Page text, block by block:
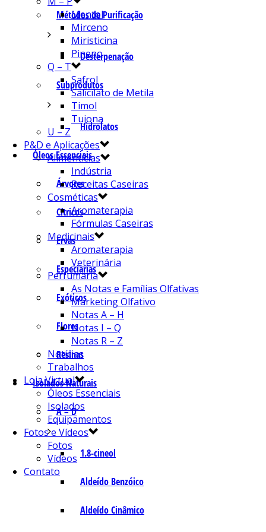
Métodos de Purificação
Desterpenação
Subprodutos
Hidrolatos
Óleos Essenciais
Árvores
Cítricos
Ervas
Especiarias
Exóticos
Flores
Resinas
Isolados Naturais
A – D
1.8-cineol
Aldeído Benzóico
Aldeído Cinâmico
Mentol
Mirceno
Miristicina
Pineno
Q – T
Safrol
Salicilato de Metila
Timol
Tujona
U – Z
P&D e Aplicações
Alimentícias
Indústria
Receitas Caseiras
Cosméticas
Aromaterapia
Fórmulas Caseiras
Medicinais
Aromaterapia
Veterinária
Perfumaria
As Notas e Famílias Olfativas
Marketing Olfativo
Notas A – H
Notas I – Q
Notas R – Z
Notícias
Trabalhos
Loja Virtual
Óleos Essenciais
Isolados
Equipamentos
Fotos e Vídeos
Fotos
Vídeos
Contato